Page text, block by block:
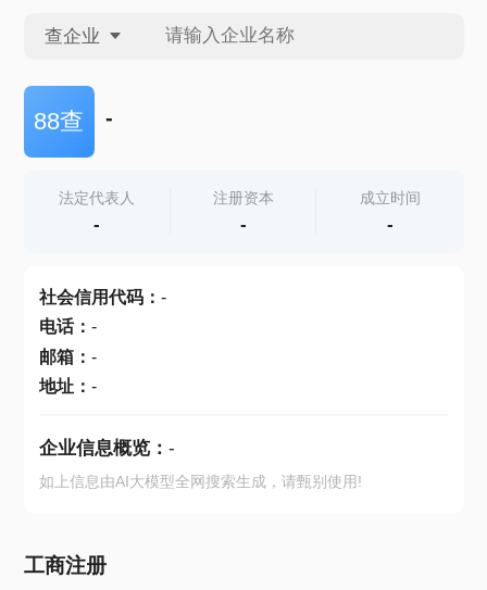
查企业
查企业
查产地
88查 -
法定代表人
-
注册资本
-
成立时间
-
社会信用代码： -
电话： -
邮箱： -
地址： -
企业信息概览： -
如上信息由AI大模型全网搜索生成，请甄别使用!
工商注册